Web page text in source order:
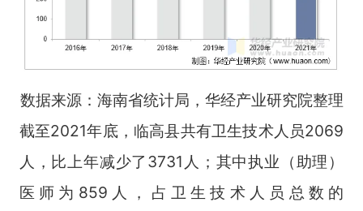
数据来源：海南省统计局，华经产业研究院整理
截至2021年底，临高县共有卫生技术人员2069
人，比上年减少了3731人；其中执业（助理）
医师为859人，占卫生技术人员总数的